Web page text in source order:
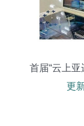
首届“云上
更